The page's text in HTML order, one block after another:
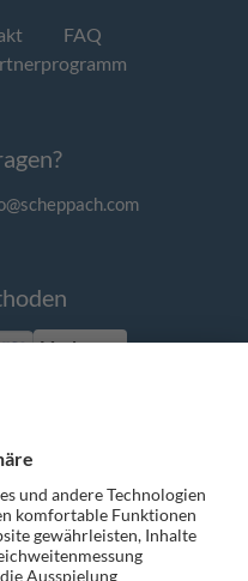
FAQ
Vorkasse
Media